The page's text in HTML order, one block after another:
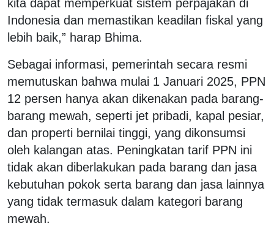
kita dapat memperkuat sistem perpajakan di
Indonesia dan memastikan keadilan fiskal yang
lebih baik,” harap Bhima.
Sebagai informasi, pemerintah secara resmi
memutuskan bahwa mulai 1 Januari 2025, PPN
12 persen hanya akan dikenakan pada barang-
barang mewah, seperti jet pribadi, kapal pesiar,
dan properti bernilai tinggi, yang dikonsumsi
oleh kalangan atas. Peningkatan tarif PPN ini
tidak akan diberlakukan pada barang dan jasa
kebutuhan pokok serta barang dan jasa lainnya
yang tidak termasuk dalam kategori barang
mewah.